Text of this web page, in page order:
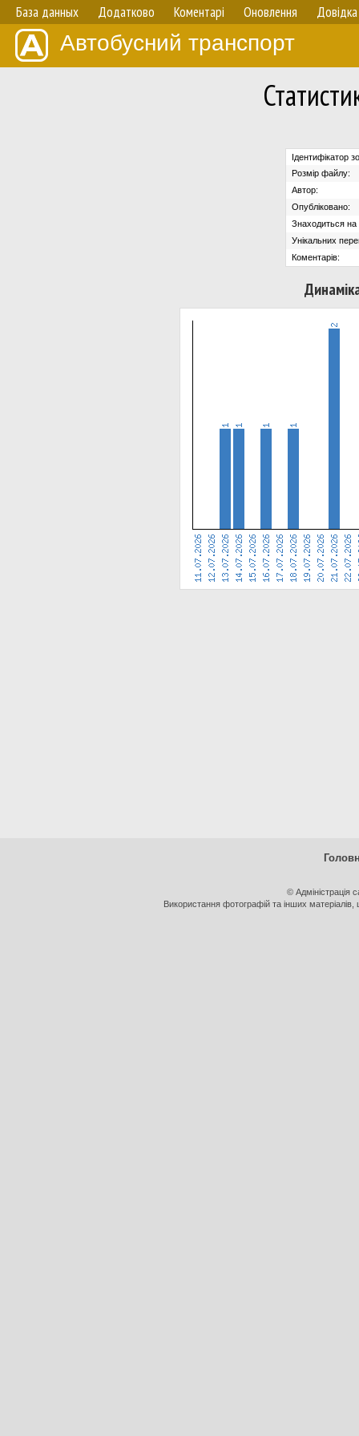
База данных Додатково Коментарі Оновлення Довідка
Автобусний транспорт
Ідентифікатор
Розмір файлу:
Автор:
Опубліковано:
Знаходиться на
Унікальних
Коментарів:
© Адміністрація
Використання фотографій та інших матеріалів,